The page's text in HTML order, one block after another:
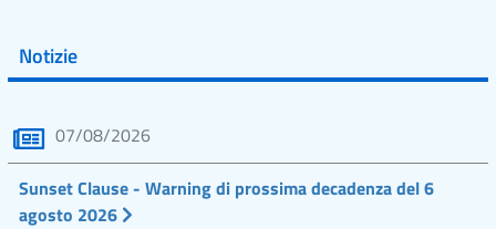
Notizie
07/08/2026
Sunset Clause - Warning di prossima decadenza del 6
agosto 2026